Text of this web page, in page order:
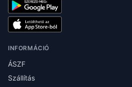
INFORMÁCIÓ
ÁSZF
Szállítás